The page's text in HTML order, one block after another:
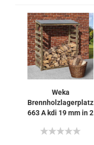
Weka
Brennholzlagerplatz
663 A kdi 19 mm in 2